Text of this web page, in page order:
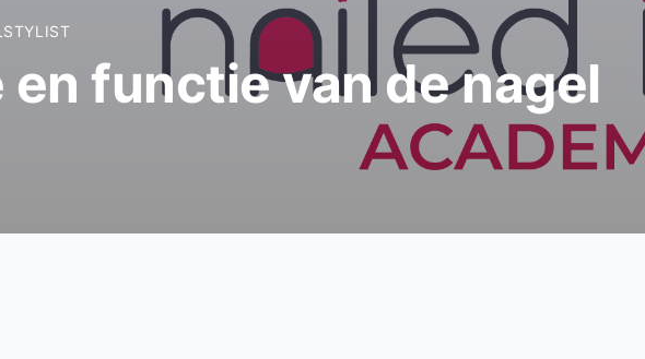
functie van de nagel